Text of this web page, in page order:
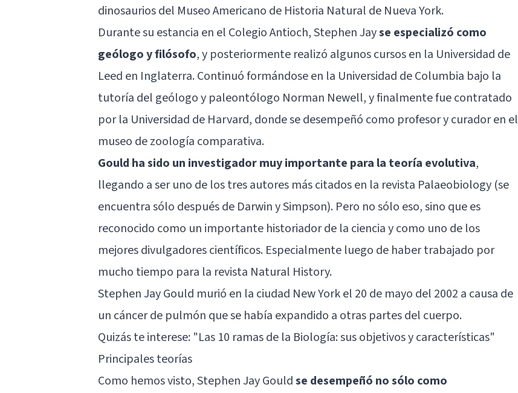
dinosaurios del Museo Americano de Historia Natural de Nueva York.
Durante su estancia en el Colegio Antioch, Stephen Jayse especializó como
geólogo y filósofo, y posteriormente realizó algunos cursos en la Universidad de
Leed en Inglaterra. Continuó formándose en la Universidad de Columbia bajo la
tutoría del geólogo y paleontólogo Norman Newell, y finalmente fue contratado
por la Universidad de Harvard, donde se desempeñó como profesor y curador en el
museo de zoología comparativa.
Gould ha sido un investigador muy importante para la teoría evolutiva,
llegando a ser uno de los tres autores más citados en la revista Palaeobiology (se
encuentra sólo después de Darwin y Simpson). Pero no sólo eso, sino que es
reconocido como un importante historiador de la ciencia y como uno de los
mejores divulgadores científicos. Especialmente luego de haber trabajado por
mucho tiempo para la revista Natural History.
Stephen Jay Gould murió en la ciudad New York el 20 de mayo del 2002 a causa de
un cáncer de pulmón que se había expandido a otras partes del cuerpo.
Quizás te interese: "Las 10 ramas de la Biología: sus objetivos y características"
Principales teorías
Como hemos visto, Stephen Jay Gouldse desempeñó no sólo como